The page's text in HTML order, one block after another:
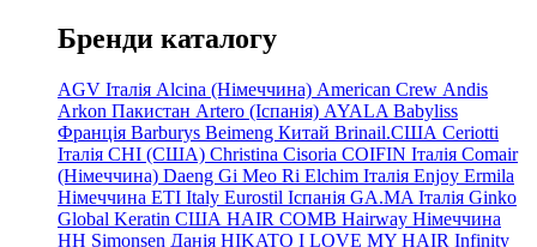
Бренди каталогу
AGV Італія Alcina (Німеччина) American Crew Andis
Arkon Пакистан Artero (Іспанія) AYALA Babyliss
Франція Barburys Beimeng Китай Brinail.США Ceriotti
Італія CHI (США) Christina Cisoria COIFIN Італія Comair
(Німеччина) Daeng Gi Meo Ri Elchim Італія Enjoy Ermila
Німеччина ETI Italy Eurostil Іспанія GA.MA Італія Ginko
Global Keratin США HAIR COMB Hairway Німеччина
HH Simonsen Данія HIKATO I LOVE MY HAIR Infinity